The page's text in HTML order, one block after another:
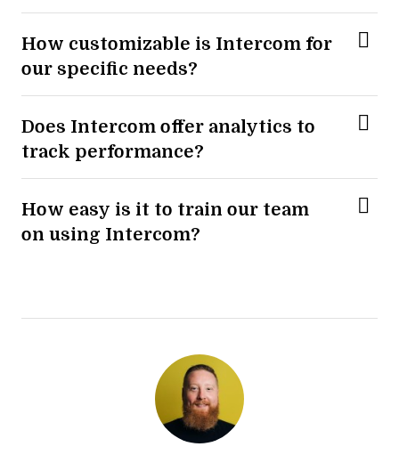
How customizable is Intercom for
our specific needs?
Does Intercom offer analytics to
track performance?
How easy is it to train our team
on using Intercom?